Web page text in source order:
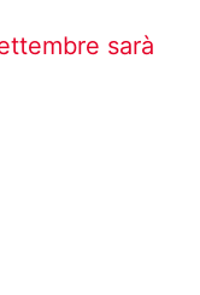
sarà